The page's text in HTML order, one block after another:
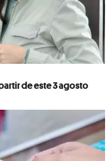
de este 3 agosto